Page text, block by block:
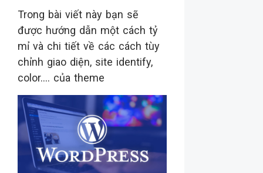
Trong bài viết này bạn sẽ
được hướng dẫn một cách tỷ
mỉ và chi tiết về các cách tùy
chỉnh giao diện, site identify,
color…. của theme